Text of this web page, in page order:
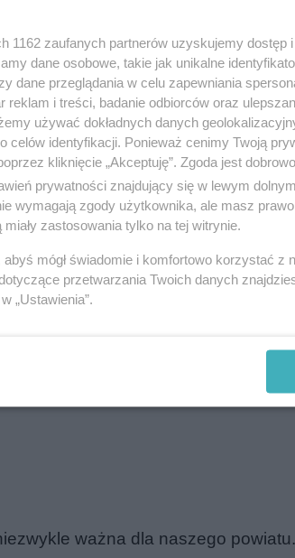
wynoszącej 8,5 tys. m kw.
Ośrodka Kultury oraz
samorządy z programu Polski
przejść przez pierwsze etapy
ważna dla naszego
1162 zaufanych partnerów uzyskujemy dostęp
dane osobowe, takie jak unikalne
dane przeglądania w celu zapewniania
i treści, badanie odbiorców oraz
używać dokładnych danych
celów identyfikacji. Ponieważ cenimy Twoją
kliknięcie „Akceptuję”. Zgoda jest
prywatności znajdujący się w lewym
wymagają zgody użytkownika, ale masz
zastosowania tylko na tej witrynie.
mógł świadomie i komfortowo korzystać z
przetwarzania Twoich danych
„Ustawienia”.